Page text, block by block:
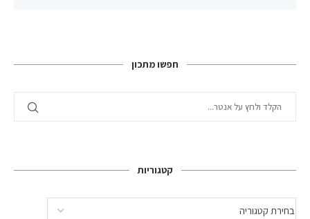
חפשו מתכון
קטגוריות